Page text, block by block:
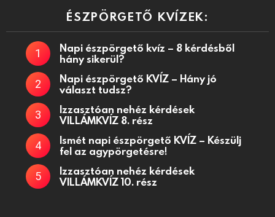
ÉSZPÖRGETŐ KVÍZEK:
Napi észpörgető kvíz – 8 kérdésből
hány sikerül?
Napi észpörgető KVÍZ – Hány jó
választ tudsz?
Izzasztóan nehéz kérdések
VILLÁMKVÍZ 8. rész
Ismét napi észpörgető KVÍZ – Készülj
fel az agypörgetésre!
Izzasztóan nehéz kérdések
VILLÁMKVÍZ 10. rész